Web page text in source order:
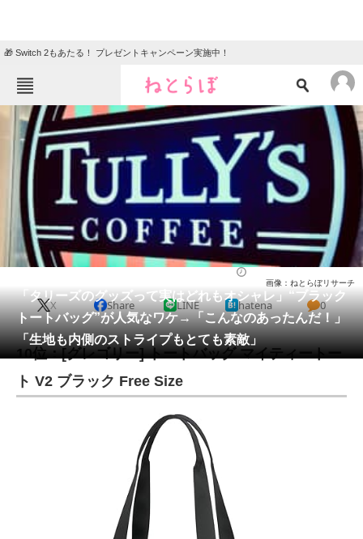
🎁 Switch 2もあたる！ プレゼントキャンペーン実施中！
ねとらぼメニュー
TOP ニュース
エンタメ クイズ
地域
住まい 教育・育児
動物 リサーチ
会員記事
メディア
注目記事を集めた総合ページ
ITの今と未来を見通す
スマホと通信の最新トレンド
進化するPCとデバイスの未来
好きが集まる 比べて選べる
ビジネスと働き方のヒント
「タリーズのグッズって実はどれもオシャレ」“ブラック
トートバッグ”が人気なワケ→「こんなのあったんだ！」
「生地も内側のストライプもとても素敵」
画像：ねとらぼリサーチ
X Share LINE hatena 0
10位：[グレゴリー] トートバッグ マイティートー
ト V2 ブラック Free Size